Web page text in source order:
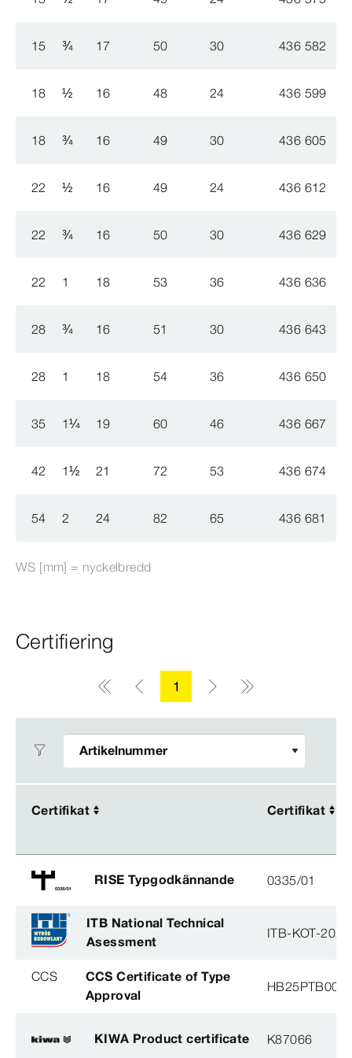
15 ¾ 17 50 30 436 582
18 ½ 16 48 24 436 599
18 ¾ 16 49 30 436 605
22 ½ 16 49 24 436 612
22 ¾ 16 50 30 436 629
22 1 18 53 36 436 636
28 ¾ 16 51 30 436 643
28 1 18 54 36 436 650
35 1¼ 19 60 46 436 667
42 1½ 21 72 53 436 674
54 2 24 82 65 436 681
WS [mm] = nyckelbredd
Certifiering
1
Certifikat Certifikat
Certifikat Certifikat
RISE Typgodkännande 0335/01
ITB National Technical
Asessment
ITB-KOT-
CCS
CCS Certificate of Type
Approval
KIWA Product certificate K87066